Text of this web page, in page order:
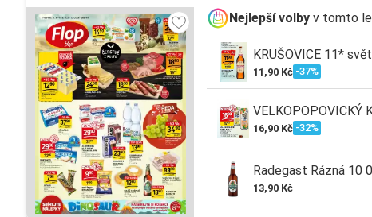
Nejlepší volby v tomto
KRUŠOVICE 11*
11,90 Kč -37%
VELKOPOPOVICKÝ
16,90 Kč -32%
Radegast Rázná 10
13,90 Kč